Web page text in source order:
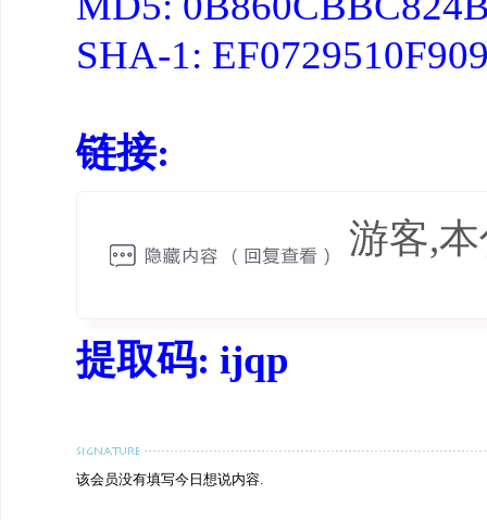
SHA-1:
链接:
游客,
提取码: ijqp
该会员没有填写今日想说内容.